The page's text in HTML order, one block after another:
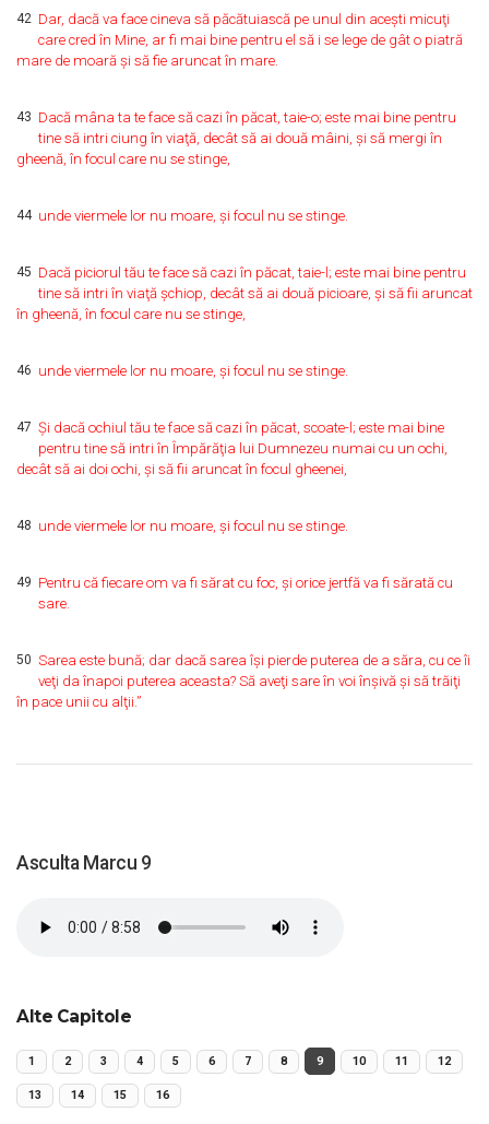
42 Dar, dacă va face cineva să păcătuiască pe unul din aceşti micuţi
care cred în Mine, ar fi mai bine pentru el să i se lege de gât o piatră
mare de moară şi să fie aruncat în mare.
43 Dacă mâna ta te face să cazi în păcat, taie-o; este mai bine pentru
tine să intri ciung în viaţă, decât să ai două mâini, şi să mergi în
gheenă, în focul care nu se stinge,
44 unde viermele lor nu moare, şi focul nu se stinge.
45 Dacă piciorul tău te face să cazi în păcat, taie-l; este mai bine pentru
tine să intri în viaţă şchiop, decât să ai două picioare, şi să fii aruncat
în gheenă, în focul care nu se stinge,
46 unde viermele lor nu moare, şi focul nu se stinge.
47 Şi dacă ochiul tău te face să cazi în păcat, scoate-l; este mai bine
pentru tine să intri în Împărăţia lui Dumnezeu numai cu un ochi,
decât să ai doi ochi, şi să fii aruncat în focul gheenei,
48 unde viermele lor nu moare, şi focul nu se stinge.
49 Pentru că fiecare om va fi sărat cu foc, şi orice jertfă va fi sărată cu
sare.
50 Sarea este bună; dar dacă sarea îşi pierde puterea de a săra, cu ce îi
veţi da înapoi puterea aceasta? Să aveţi sare în voi înşivă şi să trăiţi
în pace unii cu alţii.”
Asculta Marcu 9
Alte Capitole
1 2 3 4 5 6 7 8 9 10 11 12
13 14 15 16